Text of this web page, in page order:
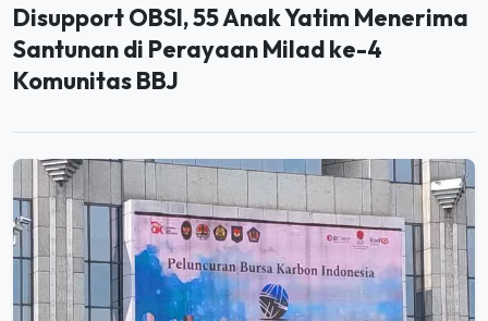
Disupport OBSI, 55 Anak Yatim Menerima
Santunan di Perayaan Milad ke-4
Komunitas BBJ